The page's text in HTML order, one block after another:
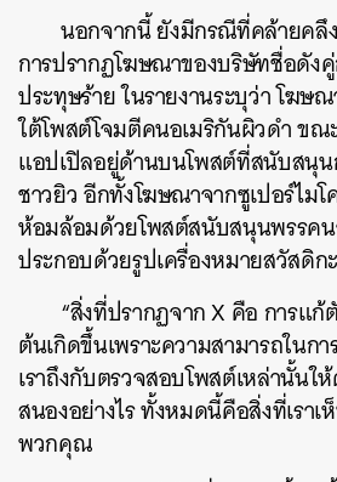
นอกจากนี้ ยังมีกรณีที่คล้ายคลึ
การปรากฏโฆษณาของบริษัทชื่อดัง
ประทุษร้าย ในรายงานระบุว่า โฆษ
ใต้โพสต์โจมตีคนอเมริกันผิวดำ ข
แอปเปิลอยู่ด้านบนโพสต์ที่สนับสนุน
ชาวยิว อีกทั้งโฆษณาจากซูเปอร์ไม
ห้อมล้อมด้วยโพสต์สนับสนุนพรรคน
ประกอบด้วยรูปเครื่องหมายสวัสดิกะ
“สิ่งที่ปรากฏจาก X คือ การแ
ต้นเกิดขึ้นเพราะความสามารถใน
เราถึงกับตรวจสอบโพสต์เหล่านั้น
สนองอย่างไร ทั้งหมดนี้คือสิ่งที่เราเ
พวกคุณ